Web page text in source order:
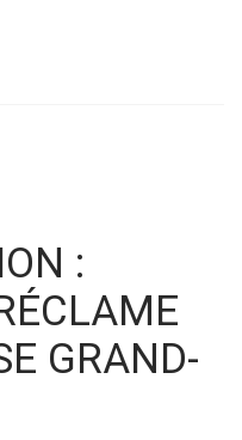
:
GRAND-